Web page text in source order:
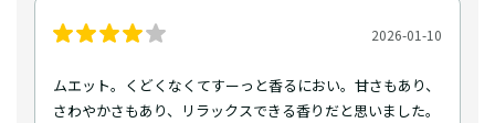
2026-01-10
ムエット。くどくなくてすーっと香るにおい。甘さもあり、
さわやかさもあり、リラックスできる香りだと思いました。